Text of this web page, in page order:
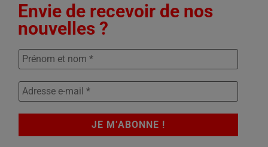
Envie de recevoir de nos
nouvelles ?